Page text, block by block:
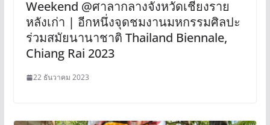
Weekend @ศาลากลางจังหวัดเชียงราย
หลังเก่า | อีกหนึ่งจุดชมงานมหกรรมศิลปะ
ร่วมสมัยนานาชาติ Thailand Biennale,
Chiang Rai 2023
22 ธันวาคม 2023